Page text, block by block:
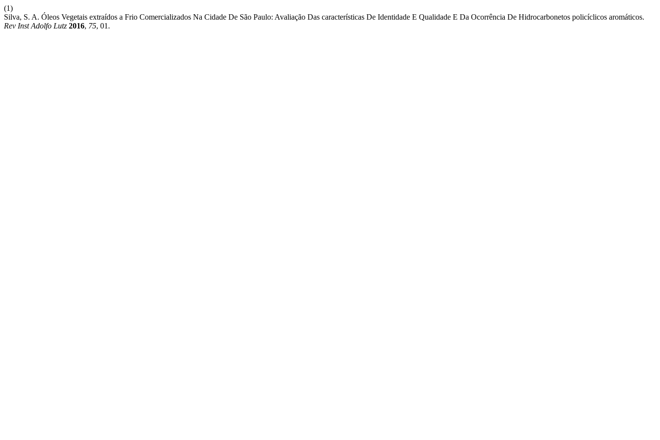
(1)
Silva, S. A. Óleos Vegetais extraídos a Frio Comercializados Na Cidade De São Paulo: Avaliação Das características De Identidade E Qualidade E Da Ocorrência De Hidrocarbonetos policíclicos aromáticos.
Rev Inst Adolfo Lutz 2016, 75, 01.